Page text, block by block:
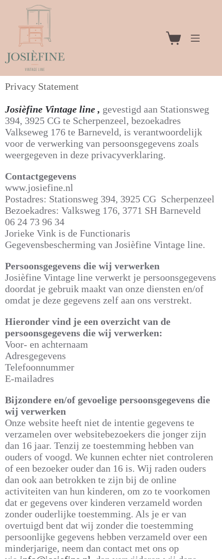
Privacy Statement
Josièfine Vintage line , gevestigd aan Stationsweg
394, 3925 CG te Scherpenzeel, bezoekadres
Valkseweg 176 te Barneveld, is verantwoordelijk
voor de verwerking van persoonsgegevens zoals
weergegeven in deze privacyverklaring.
Contactgegevens
www.josiefine.nl
Postadres: Stationsweg 394, 3925 CG Scherpenzeel
Bezoekadres: Valksweg 176, 3771 SH Barneveld
06 24 73 96 34
Jorieke Vink is de Functionaris
Gegevensbescherming van Josièfine Vintage line.
Persoonsgegevens die wij verwerken
Josièfine Vintage line verwerkt je persoonsgegevens
doordat je gebruik maakt van onze diensten en/of
omdat je deze gegevens zelf aan ons verstrekt.
Hieronder vind je een overzicht van de
persoonsgegevens die wij verwerken:
Voor- en achternaam
Adresgegevens
Telefoonnummer
E-mailadres
Bijzondere en/of gevoelige persoonsgegevens die
wij verwerken
Onze website heeft niet de intentie gegevens te
verzamelen over websitebezoekers die jonger zijn
dan 16 jaar. Tenzij ze toestemming hebben van
ouders of voogd. We kunnen echter niet controleren
of een bezoeker ouder dan 16 is. Wij raden ouders
dan ook aan betrokken te zijn bij de online
activiteiten van hun kinderen, om zo te voorkomen
dat er gegevens over kinderen verzameld worden
zonder ouderlijke toestemming. Als je er van
overtuigd bent dat wij zonder die toestemming
persoonlijke gegevens hebben verzameld over een
minderjarige, neem dan contact met ons op